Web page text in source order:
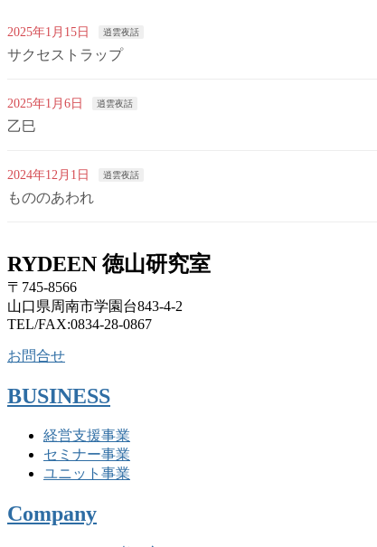
2025年1月15日 逍雲夜話
サクセストラップ
2025年1月6日 逍雲夜話
乙巳
2024年12月1日 逍雲夜話
もののあわれ
RYDEEN 徳山研究室
〒745-8566
山口県周南市学園台843-4-2
TEL/FAX:0834-28-0867
お問合せ
BUSINESS
経営支援事業
セミナー事業
ユニット事業
Company